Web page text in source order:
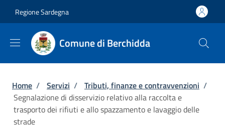
Regione Sardegna
Comune di Berchidda
Briciole di pane
Home / Servizi / Tributi, finanze e contravvenzioni /
Segnalazione di disservizio relativo alla raccolta e
trasporto dei rifiuti e allo spazzamento e lavaggio delle
strade